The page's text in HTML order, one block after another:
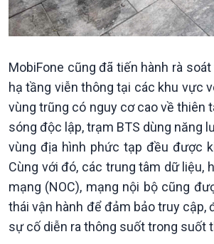
Kinh tế
Tin Kinh tế
Trước giờ mở cửa
Dòng chảy Kinh tế
Sức sống hàng Việt
Khởi nghiệp
Tuyên chiến với gian lận
thương mại
Nông
Tin
đảo
Mùa vàng
Biển
Tâm
đảo
Tìm
Nam
MobiFone cũng đã tiến hành rà
hạ tầng viễn thông tại các khu vực
vùng trũng có nguy cơ cao về thiên
sóng độc lập, trạm BTS dùng năng
vùng địa hình phức tạp đều được
Cùng với đó, các trung tâm dữ liệu,
mạng (NOC), mạng nội bộ cũng
thái vận hành để đảm bảo truy cập,
sự cố diễn ra thông suốt trong suốt